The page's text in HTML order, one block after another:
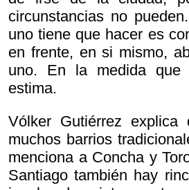
circunstancias no
uno tiene que hacer es
en frente, en si mismo,
uno. En la medida que
estima.
Vólker Gutiérrez
muchos barrios
menciona a Concha y
Santiago también hay